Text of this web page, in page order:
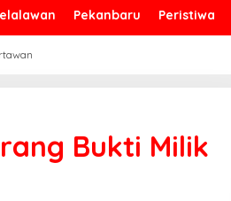
Pekanbaru Peristiwa
Bukti Milik